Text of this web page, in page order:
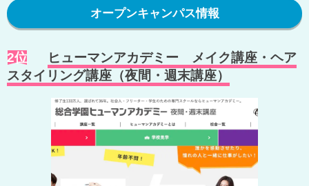
オープンキャンパス情報
2位
ヒューマンアカデミー メイク講座・ヘア
スタイリング講座（夜間・週末講座）